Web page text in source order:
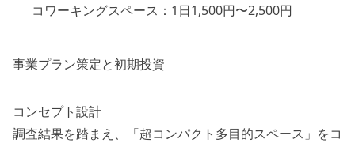
コワーキングスペース：1日1,500円〜2,500円
事業プラン策定と初期投資
コンセプト設計
調査結果を踏まえ、「超コンパクト多目的スペース」をコ